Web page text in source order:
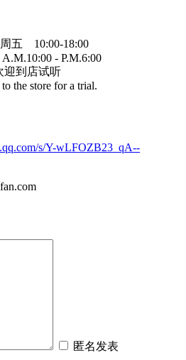
五 10:00-18:00
- P.M.6:00
迎到店试听
the store for a trial.
s/Y-wLFOZB23_qA--
匿名发表